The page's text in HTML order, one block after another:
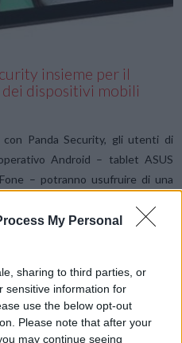
My Personal
sharing to third parties, or
sensitive information for
use the below opt-out
Please note that after your
may continue seeing
insieme per il
dispositivi mobili
con Panda Security, gli utenti di
Android – tablet ASUS
– potranno usufruire di una